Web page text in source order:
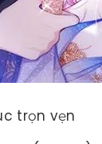
trọn vẹn